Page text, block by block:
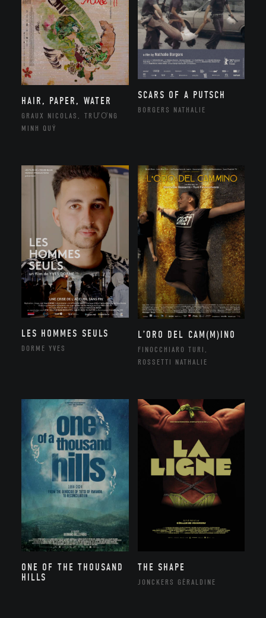
HAIR, PAPER, WATER
GRAUX NICOLAS, TRƯƠNG
MINH QUÝ
SCARS OF A PUTSCH
BORGERS NATHALIE
LES HOMMES SEULS
DORME YVES
L’ORO DEL CAM(M)INO
FINOCCHIARO TURI,
ROSSETTI NATHALIE
ONE OF THE THOUSAND
HILLS
THE SHAPE
JONCKERS GÉRALDINE